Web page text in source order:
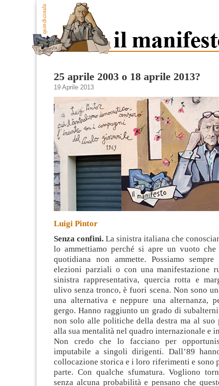
25 aprile 2003 o 18 aprile 2013?
19 Aprile 2013
Luigi Pintor
Senza confini. La sinistra italiana che
lo ammettiamo perché si apre un vuoto
quotidiana non ammette. Possiamo
elezioni parziali o con una manifestazione
sinistra rappresentativa, quercia rotta e
ulivo senza tronco, è fuori scena. Non sono
una alternativa e neppure una alternanza,
gergo. Hanno raggiunto un grado di
non solo alle politiche della destra ma al suo
alla sua mentalità nel quadro internazionale e
Non credo che lo facciano per
imputabile a singoli dirigenti. Dall’89
collocazione storica e i loro riferimenti e sono
parte. Con qualche sfumatura. Vogliono
senza alcuna probabilità e pensano che